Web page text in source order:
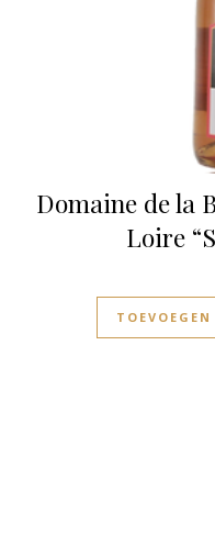
Domaine de la
Loire